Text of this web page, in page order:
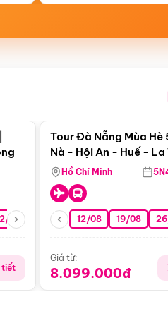
08 26/08 05/09 09/09
tiết
Tour Đà Nẵng Mùa Hè
Nà - Hội An - Huế -
Động Thiên Đường
Hồ Chí Minh
12/08 19/08
Giá từ:
8.099.000đ